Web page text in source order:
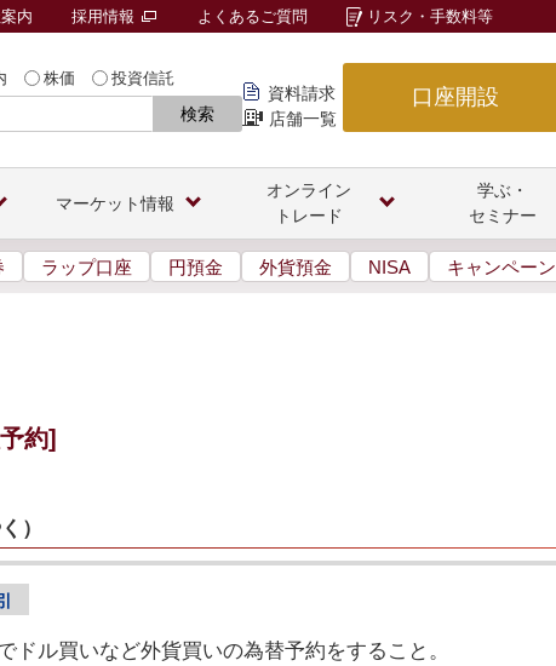
株価 投資信託
検索
資料請求
店舗一覧
口座開設
内 採用情報 よくあるご質問 リスク・手数料等
マーケット情報
オンライン
トレード
学ぶ・
セミナー
ラップ口座 円預金 外貨預金 NISA キャンペーン
約]
）
ドル買いなど外貨買いの為替予約をすること。